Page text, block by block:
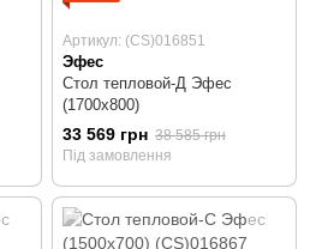
Артикул: (CS)016851
Эфес
Стол тепловой-Д Эфес
(1700х800)
33 569 грн 38 585 грн
Під замовлення